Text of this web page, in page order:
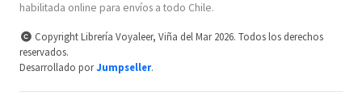
habilitada online para envíos a todo Chile.
Copyright Librería Voyaleer, Viña del Mar 2026. Todos los derechos
reservados.
Desarrollado porJumpseller.